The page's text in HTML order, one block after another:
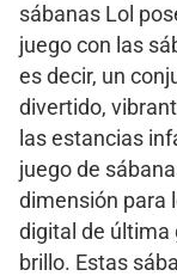
sábanas Lol
juego con las
es decir, un
divertido,
las estancias
juego de
dimensión para
digital de última
brillo. Estas